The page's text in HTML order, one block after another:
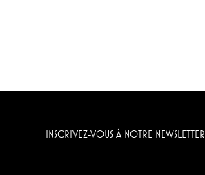
INSCRIVEZ-VOUS À NOTRE NEWSLETTER